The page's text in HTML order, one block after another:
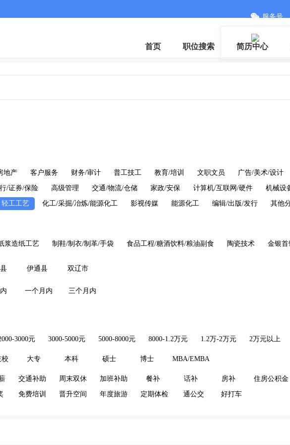
服务号
首页 职位搜索 简历中心
地产 客户服务 财务/审计 普工技工 教育/培训 文职文员 广告/美术/设计
/证券/保险 高级管理 交通/物流/仓储 家政/安保 计算机/互联网/硬件 机械设
轻工工艺 化工/采掘/冶炼/能源化工 影视传媒 能源化工 编辑/出版/发行 其他
浆造纸工艺 制鞋/制衣/制革/手袋 食品工程/糖酒饮料/粮油副食 陶瓷技术 金银
伊通县 双辽市
一个月内
三个月内
3000元 3000-5000元 5000-8000元 8000-1.2万元 1.2万-2万元 2万元以上
大专 本科 硕士 博士 MBA/EMBA
交通补助 周末双休 加班补助 餐补 话补 房补 住房公积金
免费培训 晋升空间 年度旅游 定期体检 通公交 好打车